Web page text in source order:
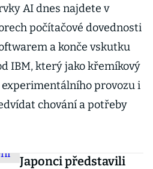
AI dnes najdete v
počítačové dovednosti
a konče vskutku
IBM, který jako křemíkový
provozu i
chování a potřeby
Japonci představili